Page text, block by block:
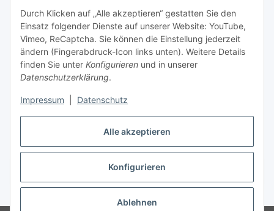
Alle akzeptieren
Konfigurieren
Ablehnen
Durch Klicken auf „Alle akzeptieren“ gestatten Sie den
Einsatz folgender Dienste auf unserer Website: YouTube,
Vimeo, ReCaptcha. Sie können die Einstellung jederzeit
ändern (Fingerabdruck-Icon links unten). Weitere Details
finden Sie unter Konfigurieren und in unserer
Datenschutzerklärung.
Impressum Datenschutz
Informationen
Unsere Spezialshops
Ladenlokal
Vertrag widerrufen
* Alle Preise inkl. gesetzlicher USt., zzgl.Versand